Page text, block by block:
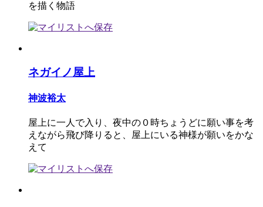
を描く物語
ネガイノ屋上
神波裕太
屋上に一人で入り、夜中の０時ちょうどに願い事を考
えながら飛び降りると、屋上にいる神様が願いをかな
えて